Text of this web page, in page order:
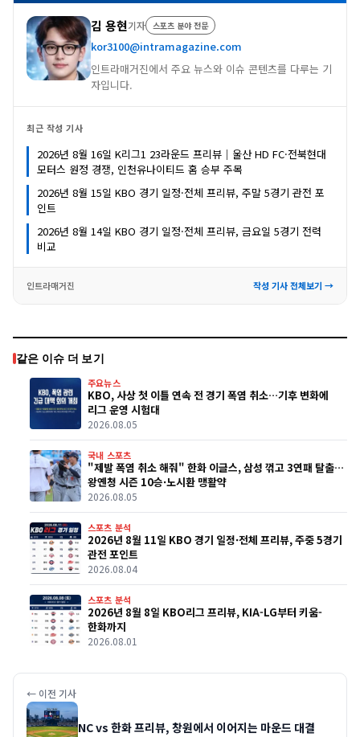
김 용현기자 스포츠 분야 전문
kor3100@intramagazine.com
인트라매거진에서 주요 뉴스와 이슈 콘텐츠를 다루는 기
자입니다.
최근 작성 기사
2026년 8월 16일 K리그1 23라운드 프리뷰｜울산 HD FC·전북현대
모터스 원정 경쟁, 인천유나이티드 홈 승부 주목
2026년 8월 15일 KBO 경기 일정·전체 프리뷰, 주말 5경기 관전 포
인트
2026년 8월 14일 KBO 경기 일정·전체 프리뷰, 금요일 5경기 전력
비교
인트라매거진 작성 기사 전체보기 →
같은 이슈 더 보기
주요뉴스
KBO, 사상 첫 이틀 연속 전 경기 폭염 취소…기후 변화에
리그 운영 시험대
2026.08.05
국내 스포츠
"제발 폭염 취소 해줘" 한화 이글스, 삼성 꺾고 3연패 탈출…
왕옌청 시즌 10승·노시환 맹활약
2026.08.05
스포츠 분석
2026년 8월 11일 KBO 경기 일정·전체 프리뷰, 주중 5경기
관전 포인트
2026.08.04
스포츠 분석
2026년 8월 8일 KBO리그 프리뷰, KIA-LG부터 키움-
한화까지
2026.08.01
← 이전 기사
NC vs 한화 프리뷰, 창원에서 이어지는 마운드 대결